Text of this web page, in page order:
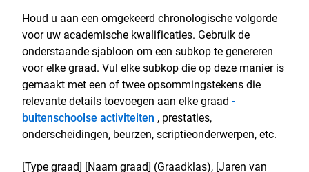
Houd u aan een omgekeerd chronologische volgorde
voor uw academische kwalificaties. Gebruik de
onderstaande sjabloon om een subkop te genereren
voor elke graad. Vul elke subkop die op deze manier is
gemaakt met een of twee opsommingstekens die
relevante details toevoegen aan elke graad -
buitenschoolse activiteiten , prestaties,
onderscheidingen, beurzen, scriptieonderwerpen, etc.
[Type graad] [Naam graad] (Graadklas), [Jaren van